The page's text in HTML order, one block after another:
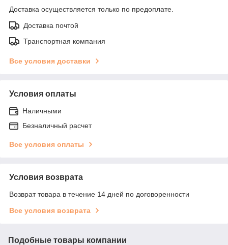
Доставка осуществляется только по предоплате.
Доставка почтой
Транспортная компания
Все условия доставки
Условия оплаты
Наличными
Безналичный расчет
Все условия оплаты
Условия возврата
Возврат товара в течение 14 дней по договоренности
Все условия возврата
Подобные товары компании